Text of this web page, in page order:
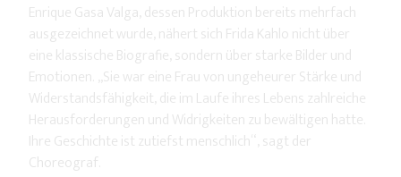
Enrique Gasa Valga, dessen Produktion bereits mehrfach
ausgezeichnet wurde, nähert sich Frida Kahlo nicht über
eine klassische Biografie, sondern über starke Bilder und
Emotionen. „Sie war eine Frau von ungeheurer Stärke und
Widerstandsfähigkeit, die im Laufe ihres Lebens zahlreiche
Herausforderungen und Widrigkeiten zu bewältigen hatte.
Ihre Geschichte ist zutiefst menschlich“, sagt der
Choreograf.